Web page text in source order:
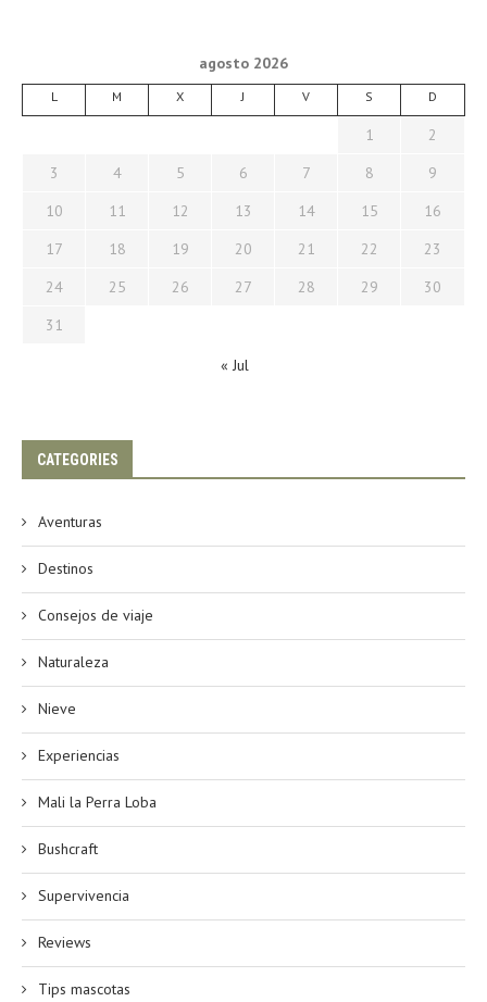
agosto 2026
L M X J V S D
1
2
3
4 5 6 7 8
9
10
11 12 13 14 15
16
17
18 19 20 21 22
23
24
25 26 27 28 29
30
31
« Jul
CATEGORIES
Aventuras
Destinos
Consejos de viaje
Naturaleza
Nieve
Experiencias
Mali la Perra Loba
Bushcraft
Supervivencia
Reviews
Tips mascotas